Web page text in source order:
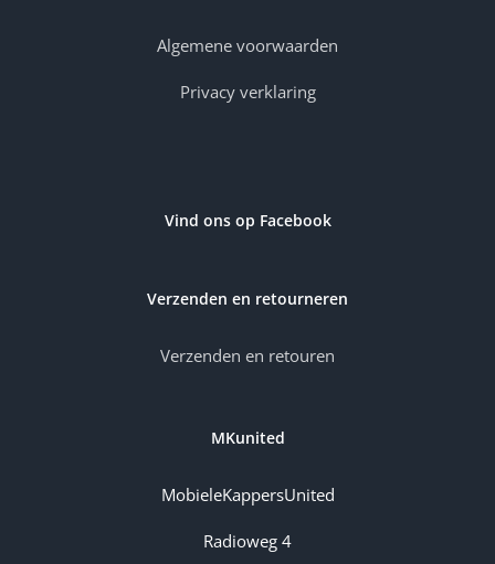
Algemene voorwaarden
Privacy verklaring
Vind ons op Facebook
Verzenden en retourneren
Verzenden en retouren
MKunited
MobieleKappersUnited
Radioweg 4